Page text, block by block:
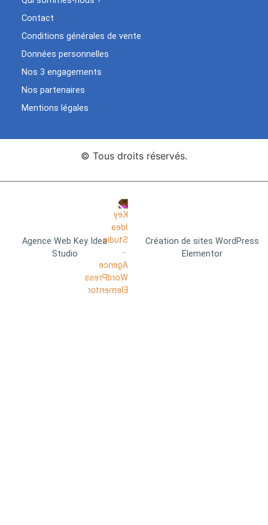
Contact
Conditions générales de vente
Données personnelles
Nos 3 engagements
Nos partenaires
Mentions légales
© Tous droits réservés.
Agence Web Key Idea
Studio
Création de sites WordPress
Elementor